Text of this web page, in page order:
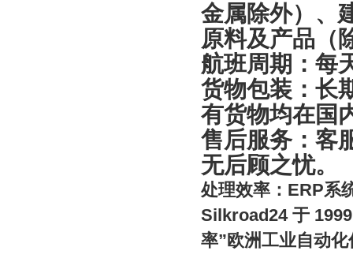
金属除外）、
原料及产品（
航班周期：每
货物包装：长
有货物均在国
售后服务：客
无后顾之忧。
处理效率： ERP系
Silkroad24 于
率”欧洲工业自动